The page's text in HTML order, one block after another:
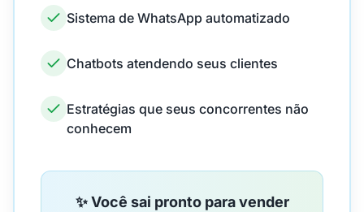
Sistema de WhatsApp automatizado
Chatbots atendendo seus clientes
Estratégias que seus concorrentes não
conhecem
✨ Você sai pronto para vender